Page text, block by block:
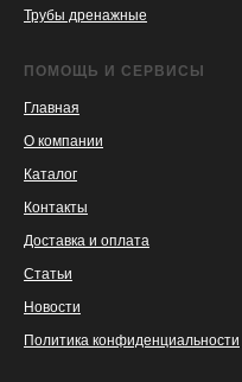
Трубы дренажные
ПОМОЩЬ И СЕРВИСЫ
Главная
О компании
Каталог
Контакты
Доставка и оплата
Статьи
Новости
Политика конфиденциальности